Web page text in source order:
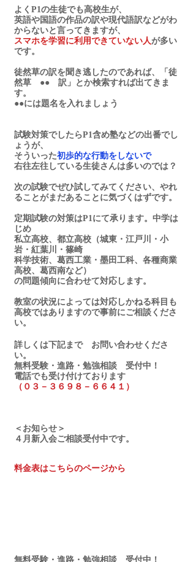
よくP1の生徒でも高校生が、
英語や国語の作品の訳や現代語訳などがわ
からないと言ってきますが、
スマホを学習に利用できていない人が多い
です。
徒然草の訳を聞き逃したのであれば、「徒
然草　●●　訳」とか検索すれば出てきま
す。
●●には題名を入れましょう
試験対策でしたらP1含め塾などの出番でし
ょうが、
そういった初歩的な行動をしないで
右往左往している生徒さんは多いのでは？
次の試験でぜひ試してみてください、やれ
ることがまだあることに気づくはずです。
定期試験の対策はP1にて承ります。中学は
じめ
私立高校、都立高校（城東・江戸川・小
岩・紅葉川・篠崎
科学技術、葛西工業・墨田工科、各種商業
高校、葛西南など）
の問題傾向に合わせて対応します。
教室の状況によっては対応しかねる科目も
高校ではありますので事前にご相談くださ
い。
詳しくは下記まで　お問い合わせくださ
い。
無料受験・進路・勉強相談　受付中！
電話でも受け付けております
（０３－３６９８－６６４１）
＜お知らせ＞
４月新入会ご相談受付中です。
料金表はこちらのページから
無料受験・進路・勉強相談　受付中！